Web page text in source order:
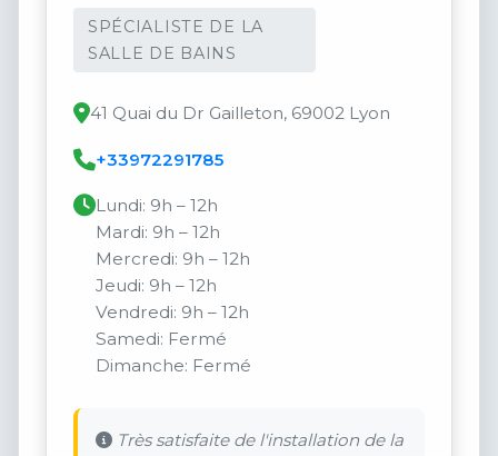
SPÉCIALISTE DE LA
SALLE DE BAINS
41 Quai du Dr Gailleton, 69002 Lyon
+33972291785
Lundi: 9h – 12h
Mardi: 9h – 12h
Mercredi: 9h – 12h
Jeudi: 9h – 12h
Vendredi: 9h – 12h
Samedi: Fermé
Dimanche: Fermé
Très satisfaite de l'installation de la